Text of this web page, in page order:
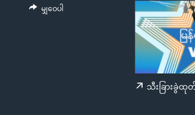
အစ္စရေး-ပါလက်စတိုင်း
အင်္ဂလိပ်စာလေ့လာမယ်
သီးခြားခွဲထု
မျှဝေပါ